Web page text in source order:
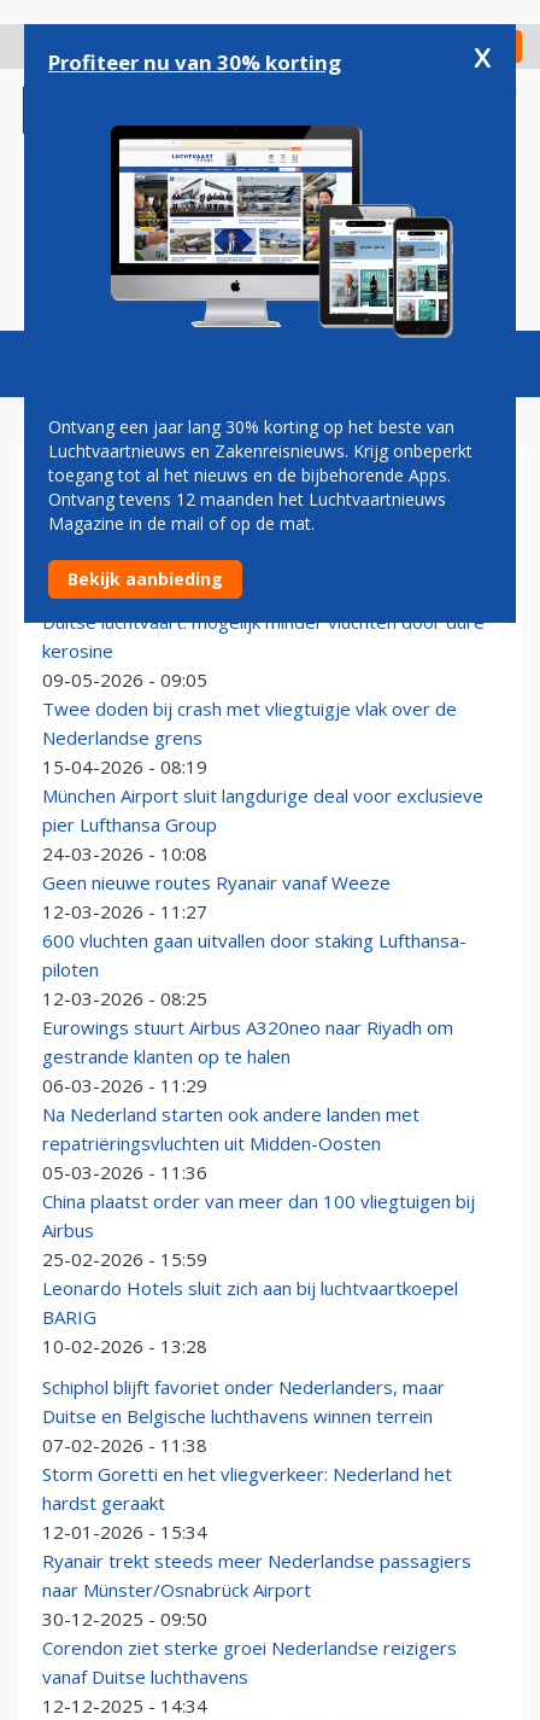
gaan
Check in
Magazine Podcasts Vacatures
DUITSLAND
Lufthansa blijft óók snijden in vluchtschema ná oktober
21-05-2026 - 13:42
Duitse luchtvaart: mogelijk minder vluchten door dure
kerosine
09-05-2026 - 09:05
Twee doden bij crash met vliegtuigje vlak over de
Nederlandse grens
15-04-2026 - 08:19
München Airport sluit langdurige deal voor exclusieve
pier Lufthansa Group
24-03-2026 - 10:08
Geen nieuwe routes Ryanair vanaf Weeze
12-03-2026 - 11:27
600 vluchten gaan uitvallen door staking Lufthansa-
piloten
12-03-2026 - 08:25
Eurowings stuurt Airbus A320neo naar Riyadh om
gestrande klanten op te halen
06-03-2026 - 11:29
Na Nederland starten ook andere landen met
repatriëringsvluchten uit Midden-Oosten
05-03-2026 - 11:36
China plaatst order van meer dan 100 vliegtuigen bij
Airbus
25-02-2026 - 15:59
Leonardo Hotels sluit zich aan bij luchtvaartkoepel
BARIG
10-02-2026 - 13:28
Schiphol blijft favoriet onder Nederlanders, maar
Duitse en Belgische luchthavens winnen terrein
07-02-2026 - 11:38
Storm Goretti en het vliegverkeer: Nederland het
hardst geraakt
12-01-2026 - 15:34
Ryanair trekt steeds meer Nederlandse passagiers
naar Münster/Osnabrück Airport
30-12-2025 - 09:50
Corendon ziet sterke groei Nederlandse reizigers
vanaf Duitse luchthavens
12-12-2025 - 14:34
Profiteer nu van 30% korting x
Ontvang een jaar lang 30% korting op het beste van
Luchtvaartnieuws en Zakenreisnieuws. Krijg onbeperkt
toegang tot al het nieuws en de bijbehorende Apps.
Ontvang tevens 12 maanden het Luchtvaartnieuws
Magazine in de mail of op de mat.
Bekijk aanbieding